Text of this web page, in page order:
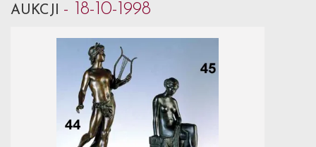
AUKCJI - 18-10-1998